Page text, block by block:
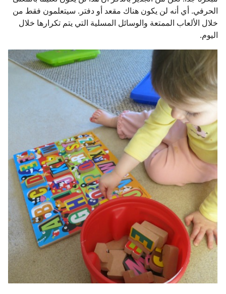
الحرفي. أي أنه لن يكون هناك مقعد أو دفتر. سيتعلمون فقط من
خلال الألعاب الممتعة والوسائل المسلية التي يتم تكرارها خلال
اليوم.